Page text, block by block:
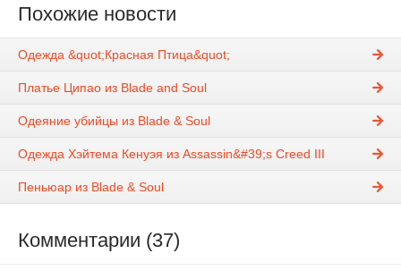
Похожие новости
Одежда &quot;Красная Птица&quot;
Платье Ципао из Blade and Soul
Одеяние убийцы из Blade & Soul
Одежда Хэйтема Кенуэя из Assassin&#39;s Creed III
Пеньюар из Blade & Soul
Комментарии (37)